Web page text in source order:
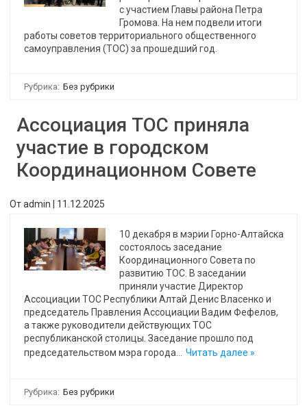
с участием Главы района Петра
Громова. На нем подвели итоги
работы советов территориального общественного
самоуправления (ТОС) за прошедший год.
Рубрика: Без рубрики
Ассоциация ТОС приняла
участие в городском
Координационном Совете
Отadmin 11.12.2025
10 декабря в мэрии Горно-Алтайска
состоялось заседание
Координационного Совета по
развитию ТОС. В заседании
приняли участие Директор
Ассоциации ТОС Республики Алтай Денис Власенко и
председатель Правления Ассоциации Вадим Фефелов,
а также руководители действующих ТОС
республиканской столицы. Заседание прошло под
председательством мэра города…
Читать далее »
Рубрика: Без рубрики